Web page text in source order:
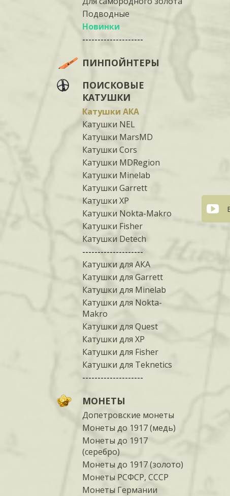
Подводные
Новинки
--------------------
ПИНПОЙНТЕРЫ
ПОИСКОВЫЕ
КАТУШКИ
Катушки АКА
Катушки NEL
Катушки MarsMD
Катушки Cors
Катушки MDRegion
Катушки Minelab
Катушки Garrett
Катушки XP
Катушки Nokta-Makro
Катушки Fisher
Катушки Detech
--------------------
Катушки для АКА
Катушки для Garrett
Катушки для Minelab
Катушки для Nokta-
Makro
Катушки для Quest
Катушки для XP
Катушки для Fisher
Катушки для Teknetics
--------------------
МОНЕТЫ
Допетровские монеты
Монеты до 1917 (медь)
Монеты до 1917
(серебро)
Монеты до 1917 (золото)
Монеты РСФСР, СССР
Монеты Германии